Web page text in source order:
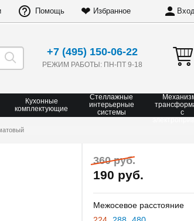
Помощь ❤ Избранное
+7 (495) 150-06-22
РЕЖИМ РАБОТЫ: ПН-ПТ 9-18
Кухонные
комплектующие
Стеллажные
интерьерные
системы
с
360 руб.
190 руб.
Межосевое расстояние